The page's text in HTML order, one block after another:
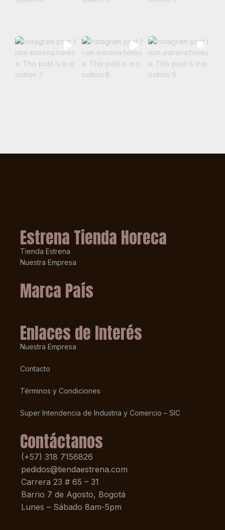
Estrena Tienda Horeca
Tienda Estrena
Nuestra Empresa
Marca País
Enlaces de Interés
Nuestra Empresa
Contacto
Términos y Condiciones
Super Intendencia de Industria y Comercio – SIC
Contáctanos
(+57) 318 7156826
pedidos@tiendaestrena.com
Carrera 23 # 65 – 31
Barrio 7 de Agosto, Bogotá
Lunes – Sábado 8am-5pm